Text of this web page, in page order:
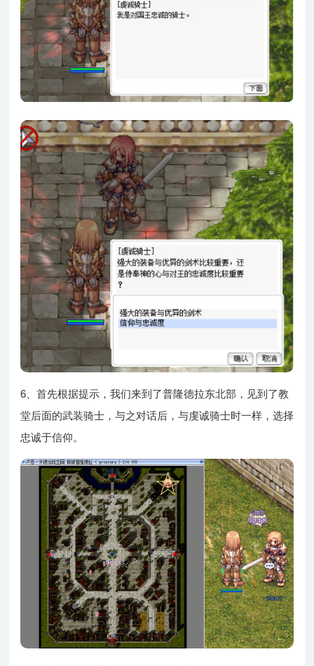
6、首先根据提示，我们来到了普隆德拉东北部，见到了教
堂后面的武装骑士，与之对话后，与虔诚骑士时一样，选择
忠诚于信仰。